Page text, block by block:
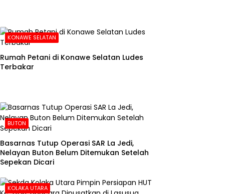
KONAWE SELATAN
Rumah Petani di Konawe Selatan Ludes
Terbakar
BUTON
Basarnas Tutup Operasi SAR La Jedi,
Nelayan Buton Belum Ditemukan Setelah
Sepekan Dicari
KOLAKA UTARA